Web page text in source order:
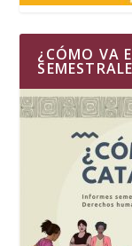
¿CÓMO VA